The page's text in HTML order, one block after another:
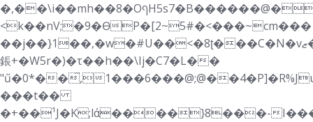
�,��\i��mh��8�OףH5s7�B������@�h���D�,�,̱Uƅm�S�ZͲa�)
<k��nV;�9�Ө
��j��}1��,�w�#U��<�8ʈ���C�N�vޒ�&w`�D4���DD��O�%�Xf�N��.�Z�%�
鋹+�W5r�)�τ��h��\Ij�C7�L��
"ű�0*��̋,
���t��
�+��¹J�K;lά����}8���-